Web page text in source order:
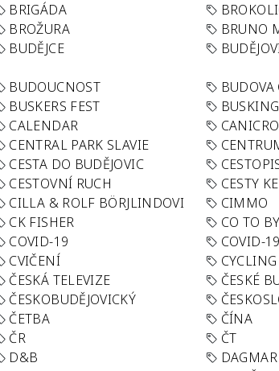
BRIGÁDA
BROŽURA BRUNO
BUDĚJCE
BUDOUCNOST BUDOVA
BUSKERS FEST BUSKING
CALENDAR
CENTRAL PARK SLAVIE
CESTA DO BUDĚJOVIC
CESTOVNÍ RUCH CESTY
CILLA & ROLF BÖRJLINDOVI CIMMO
CK FISHER CO TO
COVID-19 COVID-
CVIČENÍ CYCLING
ČESKÁ TELEVIZE ČESKÉ
ČESKOBUDĚJOVICKÝ
ČETBA ČÍNA
ČR ČT
D&B